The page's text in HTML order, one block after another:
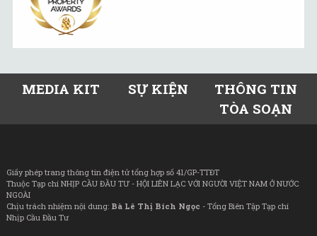
MEDIA KIT SỰ KIỆN
THÔNG TIN
TÒA SOẠN
Giấy phép trang thông tin điện tử tổng hợp số 41/GP-TTĐT
Thuộc Tạp chí NHỊP CẦU ĐẦU TƯ - HỘI LIÊN LẠC VỚI NGƯỜI VIỆT NAM Ở NƯỚC
NGOÀI
Chịu trách nhiệm nội dung: Bà Lê Thị Bích Ngọc - Tổng Biên Tập Tạp chí
Nhịp Cầu Đầu Tư